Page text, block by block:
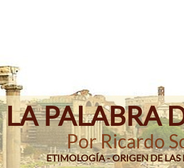
LA PALABRA
Por Ricardo
ETIMOLOGÍA - ORIGEN DE LAS